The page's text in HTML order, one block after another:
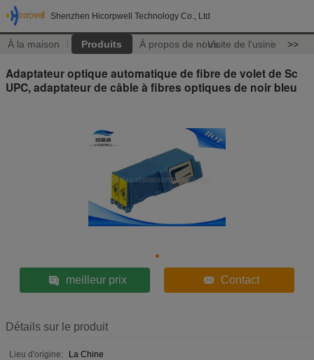
Shenzhen Hicorpwell Technology Co., Ltd
À la maison Produits À propos de nousVisite de l'usine >>
Adaptateur optique automatique de fibre de volet de Sc
UPC, adaptateur de câble à fibres optiques de noir bleu
meilleur prix Contact
Détails sur le produit
Lieu d'origine:
La Chine